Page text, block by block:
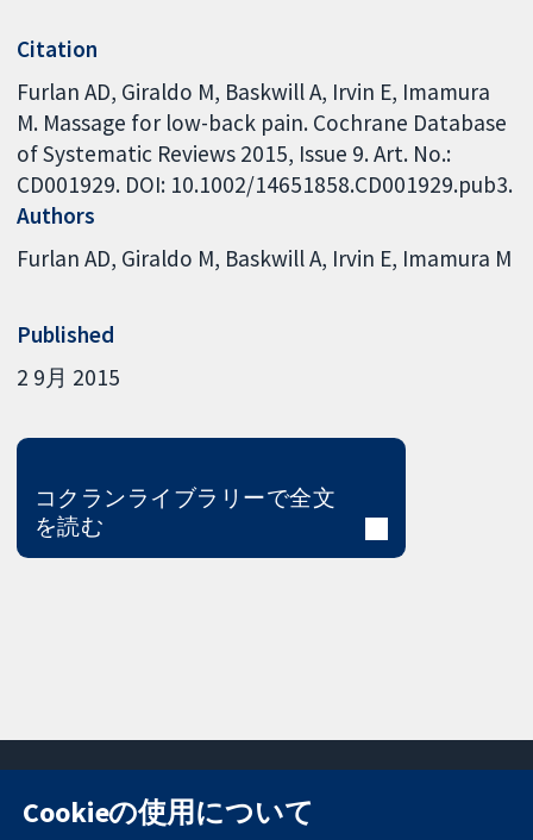
Citation
Furlan AD, Giraldo M, Baskwill A, Irvin E, Imamura
M. Massage for low-back pain. Cochrane Database
of Systematic Reviews 2015, Issue 9. Art. No.:
CD001929. DOI: 10.1002/14651858.CD001929.pub3.
Authors
Furlan AD Giraldo M Baskwill A Irvin E Imamura M
Published
2 9月 2015
コクランライブラリーで全文
を読む
Cookieの使用について